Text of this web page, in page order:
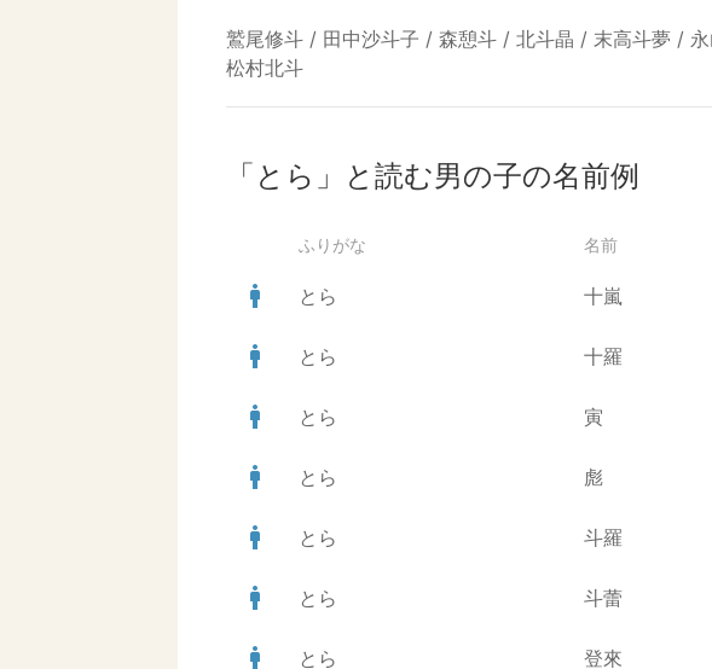
鷲尾修斗 / 田中沙斗子 / 森憩斗 / 北斗晶 / 末高斗夢 /
松村北斗
「とら」と読む男の子の名前例
ふりがな 名前
man とら 十嵐
man とら 十羅
man とら 寅
man とら 彪
man とら 斗羅
man とら 斗蕾
man とら 登來